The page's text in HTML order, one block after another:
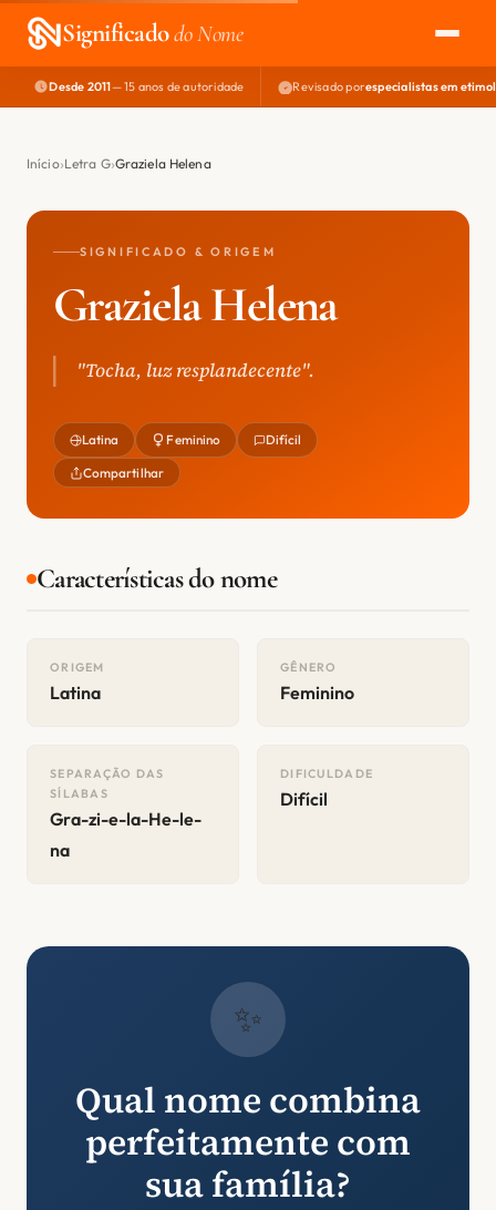
Significadodo Nome
EXPLORAR
NOME PERFEITO
Desde 2011— 15 anos de autoridade Revisado porespecialistas em
Início Letra G Graziela Helena
SIGNIFICADO & ORIGEM
Graziela Helena
"Tocha, luz resplandecente".
Latina Feminino Difícil
Compartilhar
Características do nome
ORIGEM
Latina
GÊNERO
Feminino
SEPARAÇÃO DAS
SÍLABAS
Gra-zi-e-la-He-le-
na
DIFICULDADE
Difícil
✨
Qual nome combina
perfeitamente com
sua família?